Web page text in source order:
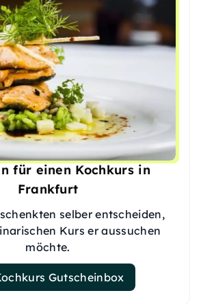
für einen Kochkurs in
Frankfurt
selber entscheiden,
Kurs er aussuchen
möchte.
Gutscheinbox